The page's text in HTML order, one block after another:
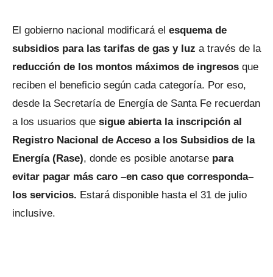
El gobierno nacional modificará el esquema de
subsidios para las tarifas de gas y luz a través de la
reducción de los montos máximos de ingresos que
reciben el beneficio según cada categoría. Por eso,
desde la Secretaría de Energía de Santa Fe recuerdan
a los usuarios que sigue abierta la inscripción al
Registro Nacional de Acceso a los Subsidios de la
Energía (Rase), donde es posible anotarse para
evitar pagar más caro –en caso que corresponda–
los servicios. Estará disponible hasta el 31 de julio
inclusive.